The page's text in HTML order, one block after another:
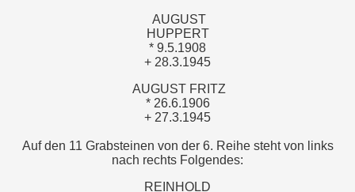
AUGUST
HUPPERT
* 9.5.1908
+ 28.3.1945
AUGUST FRITZ
* 26.6.1906
+ 27.3.1945
Auf den 11 Grabsteinen von der 6. Reihe steht von links
nach rechts Folgendes:
REINHOLD